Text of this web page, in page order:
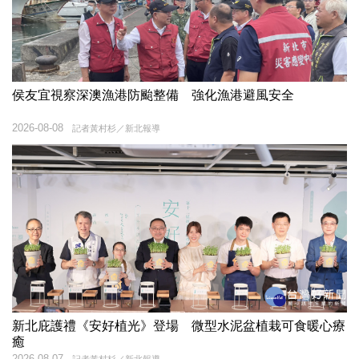
侯友宜視察深澳漁港防颱整備 強化漁港避風安全
記者黃村杉／新北報導
2026-08-08
新北庇護禮《安好植光》登場 微型水泥盆植栽可食暖心療
癒